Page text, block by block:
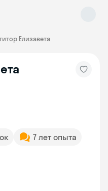
Елизавета
7 лет опыта